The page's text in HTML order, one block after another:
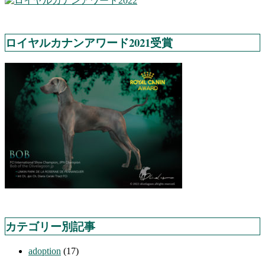
ロイヤルカナンアワード2021受賞
カテゴリー別記事
adoption (17)